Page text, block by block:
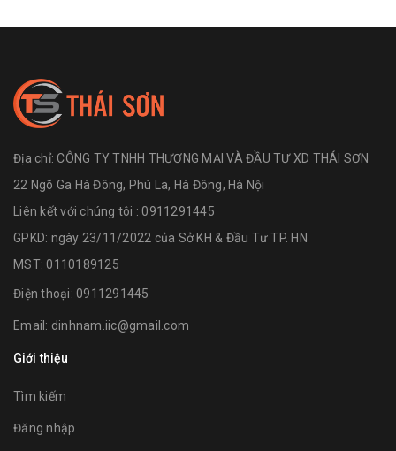
Địa chỉ:CÔNG TY TNHH THƯƠNG MẠI VÀ ĐẦU TƯ XD THÁI SƠN
22 Ngõ Ga Hà Đông, Phú La, Hà Đông, Hà Nội
Liên kết với chúng tôi : 0911291445
GPKD: ngày 23/11/2022 của Sở KH & Đầu Tư TP. HN
MST: 0110189125
Điện thoại: 0911291445
Email: dinhnam.iic@gmail.com
Giới thiệu
Tìm kiếm
Đăng nhập